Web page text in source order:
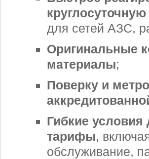
для сетей АЗС,
Оригинальные
материалы;
Поверку и
Гибкие
тарифы,
обслуживание,